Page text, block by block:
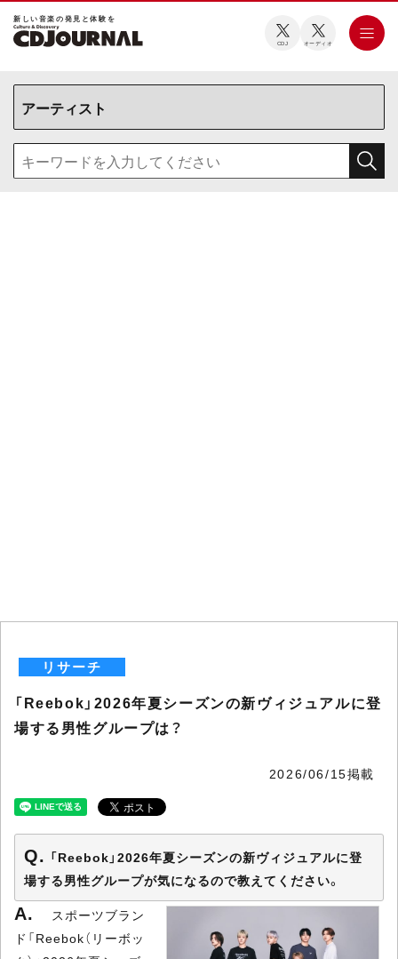
新しい⾳楽の発⾒と体験を
CDJ オーディオ
リサーチ
「Reebok」2026年夏シーズンの新ヴィジュアルに登
場する男性グループは？
2026/06/15掲載
「Reebok」2026年夏シーズンの新ヴィジュアルに登
場する男性グループが気になるので教えてください。
スポーツブラン
ド「Reebok（リーボッ